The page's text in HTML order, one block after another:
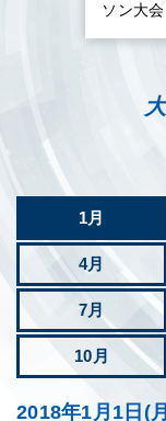
ソン大会
1月
4月
7月
10月
2018年1月1日(